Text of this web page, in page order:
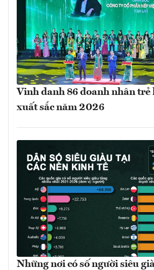
Vinh danh 86 doanh nhân
xuất sắc năm 2026
Những nơi có số người siêu